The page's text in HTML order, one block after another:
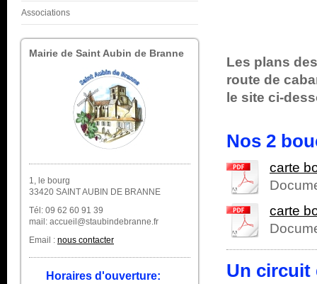
Associations
Mairie de Saint Aubin de Branne
1, le bourg
33420 SAINT AUBIN DE BRANNE
Tél: 09 62 60 91 39
mail: accueil@staubindebranne.fr
Email : nous contacter
Horaires d'ouverture:
Les plans
route de
le site ci-
Nos 2
carte
carte
Un circuit